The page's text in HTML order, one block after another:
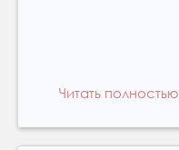
Читать полностью